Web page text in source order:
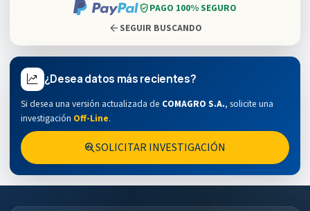
verified_userPAGO 100% SEGURO
arrow_back SEGUIR BUSCANDO
¿Desea datos más recientes?
Si desea una versión actualizada de COMAGRO S.A., solicite una
investigación Off-Line.
search_insightsSOLICITAR INVESTIGACIÓN